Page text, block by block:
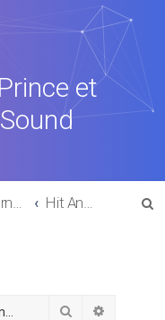
et
Les tournées, concerts, aftershows de 1977 à aujourd'hui Hit And Run Tour 2014
Rechercher